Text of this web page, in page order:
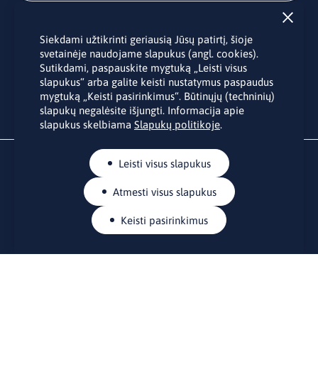
Užsakydami LINO biuro naujienlaiškį Jūs sutinkate su Jūsų
asmens duomenų tvarkymu pateiktu “Privatumo politikoje
Siekdami užtikrinti geriausią Jūsų patirtį, šioje
svetainėje naudojame slapukus (angl. cookies).
Sutikdami, paspauskite mygtuką „Leisti visus
slapukus“ arba galite keisti nustatymus paspaudus
mygtuką „Keisti pasirinkimus“. Būtinųjų (techninių)
slapukų negalėsite išjungti. Informacija apie
slapukus skelbiama Slapukų politikoje.
Leisti visus slapukus
Atmesti visus slapukus
Keisti pasirinkimus